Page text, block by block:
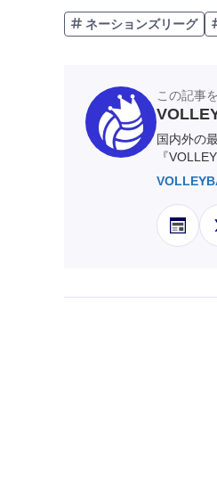
ネーションズリーグ
この記事
国内外の
『